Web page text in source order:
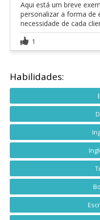
Aqui está um breve
personalizar a forma de
necessidade de cada
1
Habilidades: